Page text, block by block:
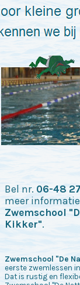
Bel nr. 06-48
meer
Zwemschool
Kikker".
Zwemschool "De
eerste zwemlessen
Dat is rustig en